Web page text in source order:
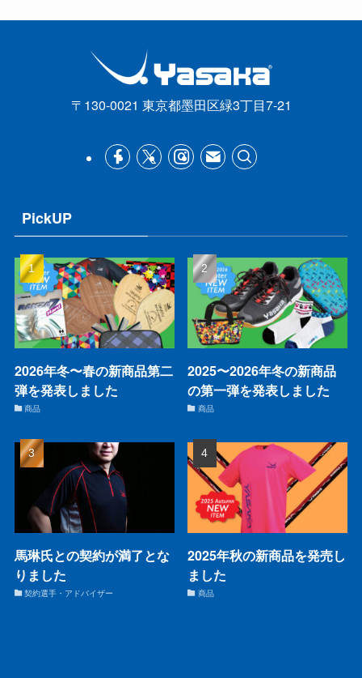
〒130-0021 東京都墨田区緑3丁目7-21
PickUP
2026年冬〜春の新商品第二
弾を発表しました
商品
2025〜2026年冬の新商品
の第一弾を発表しました
商品
馬琳氏との契約が満了とな
りました
契約選手・アドバイザー
2025年秋の新商品を発売し
ました
商品